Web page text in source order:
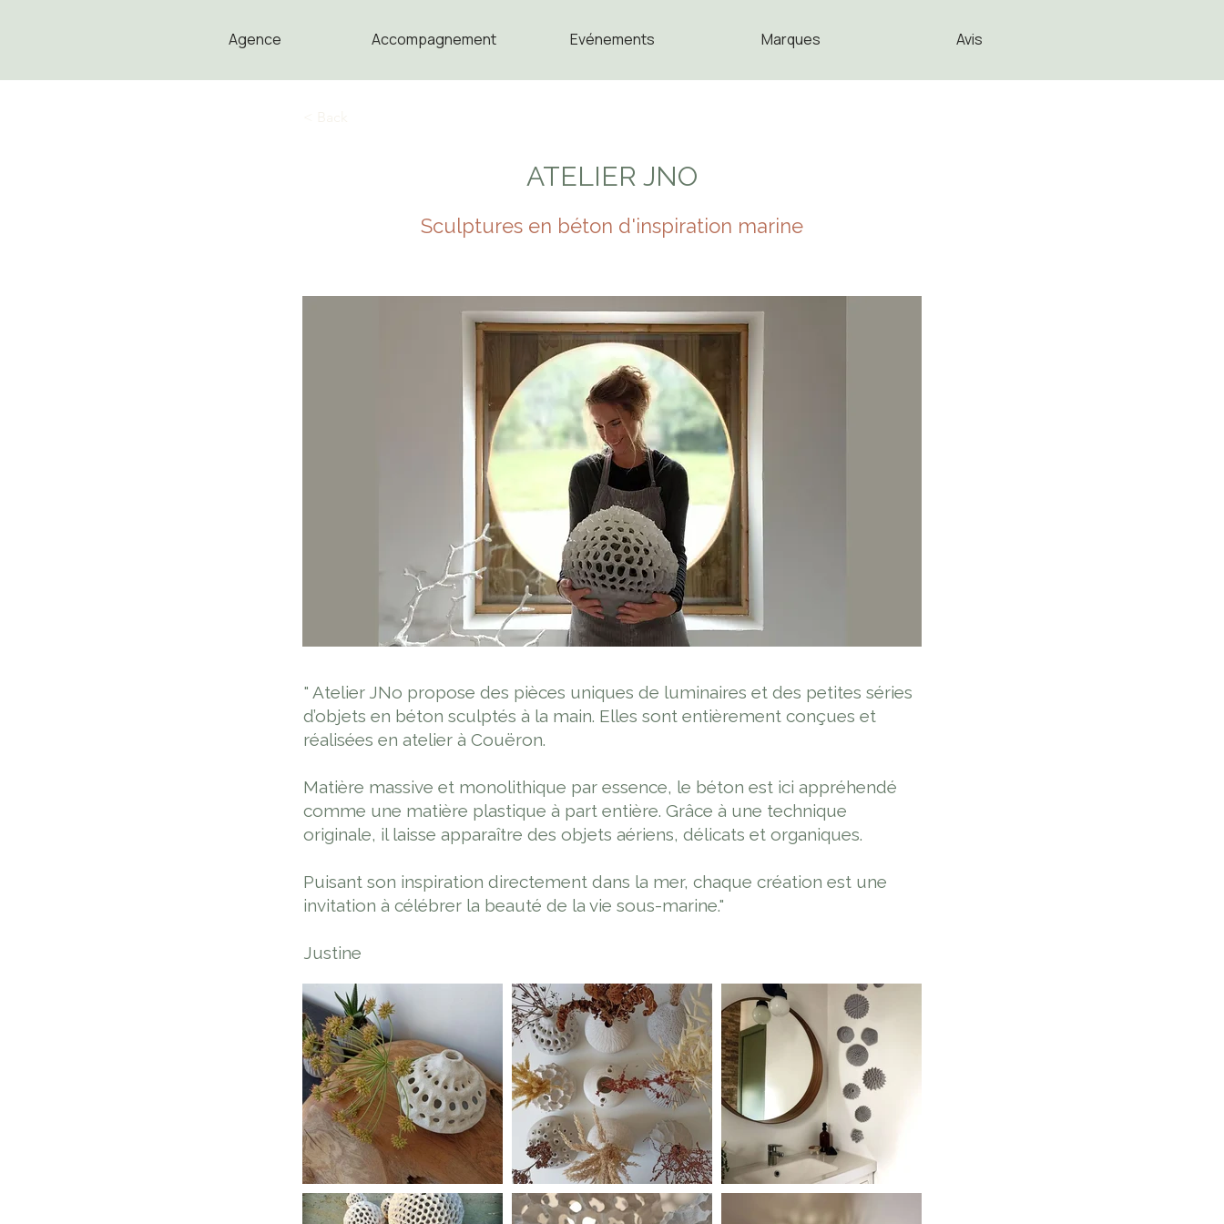
Agence Accompagnement Evénements Marques Avis
ATELIER JNO
Sculptures en béton d'inspiration marine
" Atelier JNo propose des pièces uniques de luminaires et des petites séries
d’objets en béton sculptés à la main. Elles sont entièrement conçues et
réalisées en atelier à Couëron.
Matière massive et monolithique par essence, le béton est ici appréhendé
comme une matière plastique à part entière. Grâce à une technique
originale, il laisse apparaître des objets aériens, délicats et organiques.
Puisant son inspiration directement dans la mer, chaque création est une
invitation à célébrer la beauté de la vie sous-marine."
Justine
Previous Next